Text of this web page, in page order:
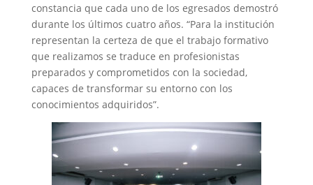
constancia que cada uno de los egresados demostró
durante los últimos cuatro años. “Para la institución
representan la certeza de que el trabajo formativo
que realizamos se traduce en profesionistas
preparados y comprometidos con la sociedad,
capaces de transformar su entorno con los
conocimientos adquiridos”.